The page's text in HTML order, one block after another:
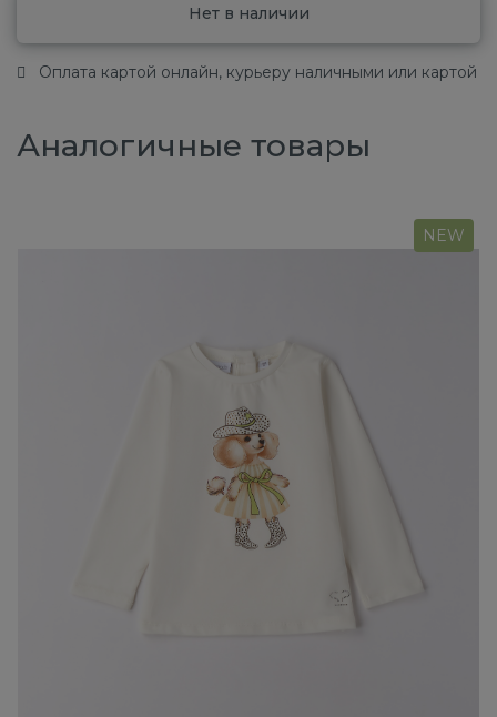
Нет в наличии
Оплата картой онлайн, курьеру наличными или картой
Аналогичные товары
NEW